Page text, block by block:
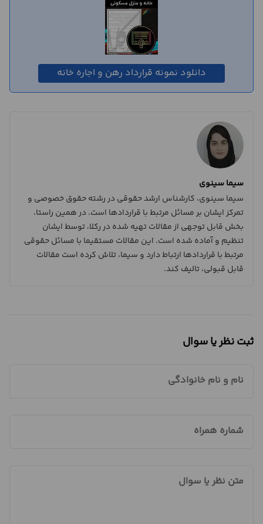
دانلود نمونه قرارداد رهن و اجاره خانه
سیما سینوی
سیما سینوی، کارشناس ارشد حقوقی در رشته حقوق خصوصی و
تمرکز ایشان بر مسائل مرتبط با قراردادها است. در همین راستا،
بخش قابل توجهی از مقالات تهیه شده در رکلا، توسط ایشان
تنظیم و آماده شده است. این مقالات مستقیما با مسائل حقوقی
مرتبط با قراردادها ارتباط دارد و سیما، تلاش کرده است مقالات
قابل قبولی، تالیف کند.
ثبت نظر یا سوال
نام و نام خانوادگی
شماره همراه
متن نظر یا سوال